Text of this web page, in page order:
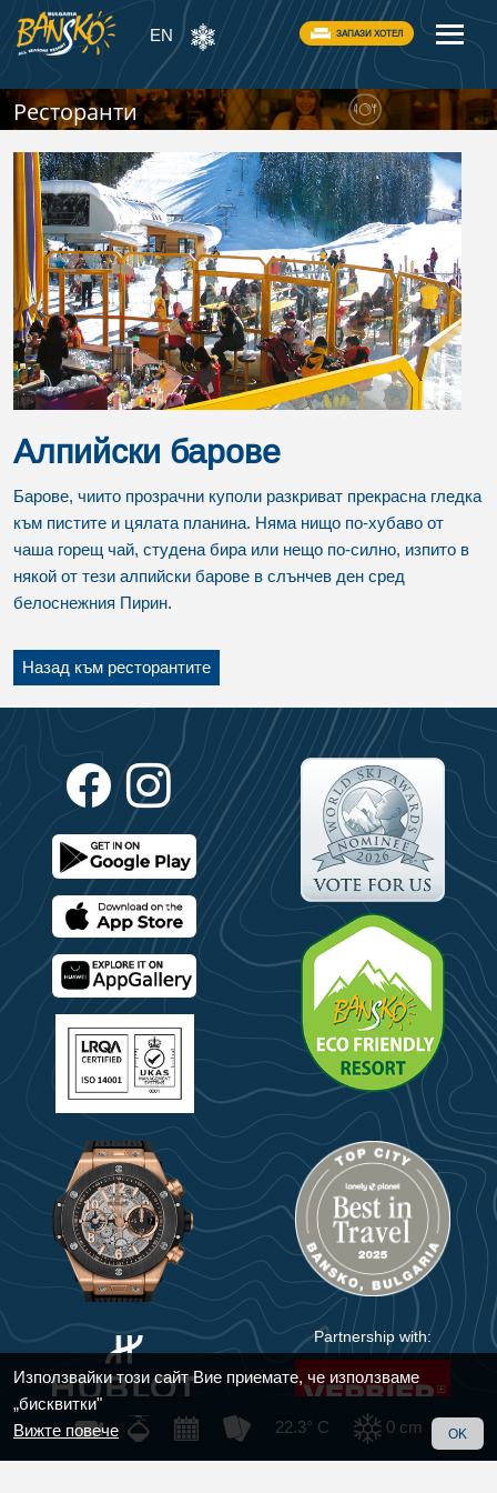
EN
22.3° C 0 cm
ЗАПАЗИ ХОТЕЛ
Ресторанти
Алпийски барове
Барове, чиито прозрачни куполи разкриват прекрасна гледка
към пистите и цялата планина. Няма нищо по-хубаво от
чаша горещ чай, студена бира или нещо по-силно, изпито в
някой от тези алпийски барове в слънчев ден сред
белоснежния Пирин.
Назад към ресторантите
Partnership with:
Използвайки този сайт Вие приемате, че използваме
„бисквитки"
Вижте повече
OK